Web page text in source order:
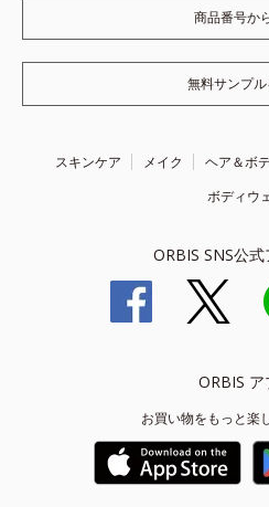
商品番号か
無料サンプ
スキンケア メイク ヘア＆ボ
ボディウ
ORBIS SNS公式
ORBIS ア
お買い物をもっと楽